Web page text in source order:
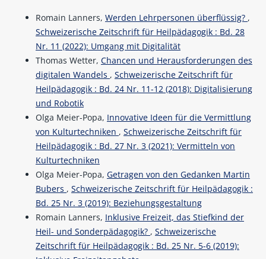
Romain Lanners, Werden Lehrpersonen überflüssig? ,
Schweizerische Zeitschrift für Heilpädagogik : Bd. 28
Nr. 11 (2022): Umgang mit Digitalität
Thomas Wetter, Chancen und Herausforderungen des
digitalen Wandels , Schweizerische Zeitschrift für
Heilpädagogik : Bd. 24 Nr. 11-12 (2018): Digitalisierung
und Robotik
Olga Meier-Popa, Innovative Ideen für die Vermittlung
von Kulturtechniken , Schweizerische Zeitschrift für
Heilpädagogik : Bd. 27 Nr. 3 (2021): Vermitteln von
Kulturtechniken
Olga Meier-Popa, Getragen von den Gedanken Martin
Bubers , Schweizerische Zeitschrift für Heilpädagogik :
Bd. 25 Nr. 3 (2019): Beziehungsgestaltung
Romain Lanners, Inklusive Freizeit, das Stiefkind der
Heil- und Sonderpädagogik? , Schweizerische
Zeitschrift für Heilpädagogik : Bd. 25 Nr. 5-6 (2019):